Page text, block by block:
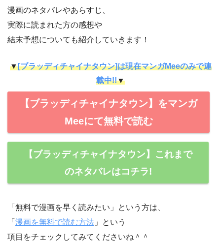
漫画のネタバレやあらすじ、
実際に読まれた方の感想や
結末予想についても紹介していきます！
▼[ブラッディチャイナタウン]は現在マンガMeeのみで連
載中!!▼
【ブラッディチャイナタウン】をマンガ
Meeにて無料で読む
【ブラッディチャイナタウン】これまで
のネタバレはコチラ!
「無料で漫画を早く読みたい」という方は、
「 漫画を無料で読む方法 」という
項目をチェックしてみてくださいね＾＾